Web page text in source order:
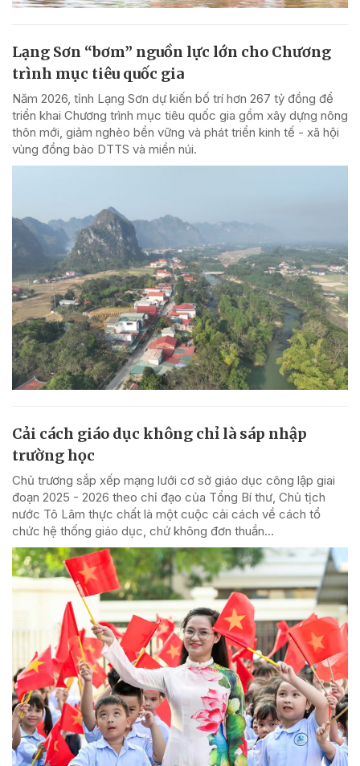
Lạng Sơn “bơm” nguồn lực lớn cho Chương
trình mục tiêu quốc gia
Năm 2026, tỉnh Lạng Sơn dự kiến bố trí hơn 267 tỷ đồng để
triển khai Chương trình mục tiêu quốc gia gồm xây dựng nông
thôn mới, giảm nghèo bền vững và phát triển kinh tế - xã hội
vùng đồng bào DTTS và miền núi.
Cải cách giáo dục không chỉ là sáp nhập
trường học
Chủ trương sắp xếp mạng lưới cơ sở giáo dục công lập giai
đoạn 2025 - 2026 theo chỉ đạo của Tổng Bí thư, Chủ tịch
nước Tô Lâm thực chất là một cuộc cải cách về cách tổ
chức hệ thống giáo dục, chứ không đơn thuần...